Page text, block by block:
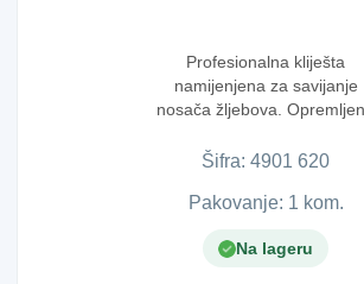
Profesionalna kliješta
namijenjena za savijanje
nosača žljebova.
Šifra: 4​9​0​1​ ​6​2​0​
Pakovanje: 1 kom.
Na lageru